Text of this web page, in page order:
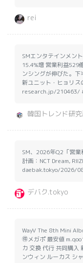
rei
SMエンタテインメン
15.4%増 営業利益529
ンシングが伸びた。
新ユニット・ヒョリ
research.jp/210463/
韓国トレンド研
SM、2026年Q2「営
計画：NCT Dream,
daebak.tokyo/2026/
デバク.tokyo
WayV The 8th Mini
🉐メガポ 最安値
カ 交換 代行 共同購入
ンウィン ルーカス シ